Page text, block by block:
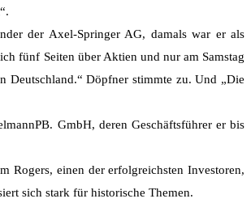
der Axel-Springer AG, damals war er als
fünf Seiten über Aktien und nur am Samstag
Döpfner stimmte zu. Und „Die
GmbH, deren Geschäftsführer er bis
Rogers, einen der erfolgreichsten Investoren,
sich stark für historische Themen.